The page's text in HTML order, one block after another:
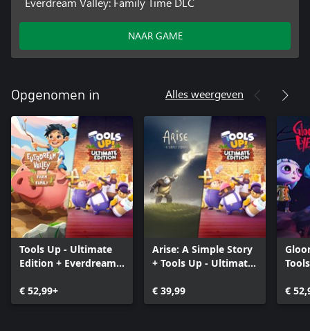
NAAR GAME
Opgenomen in Alles weergeven
Tools Up - Ultimate
Edition + Everdream
Family Pack
€ 52,99+
Arise: A Simple Story
+ Tools Up - Ultimate
€ 39,99
€